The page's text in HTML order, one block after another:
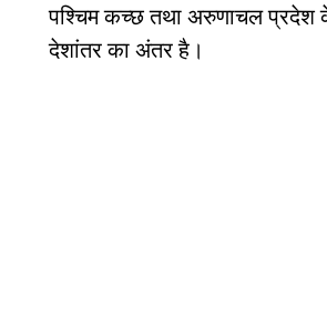
सौर मंडल, Solar system
पश्चिम कच्छ तथा अरुणाचल प्रदेश
देशांतर का अंतर है।